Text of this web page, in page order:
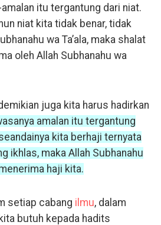
itu tergantung dari niat.
niat kita tidak benar, tidak
wa Ta’ala, maka shalat
oleh Allah Subhanahu wa
juga kita harus hadirkan
amalan itu tergantung
kita berhaji ternyata
ikhlas, maka Allah Subhanahu
haji kita.
setiap cabang ilmu, dalam
butuh kepada hadits